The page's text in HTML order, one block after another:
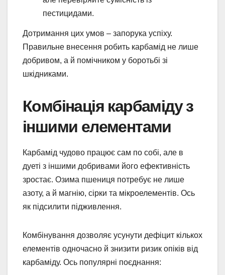
пестицидами.
Дотримання цих умов – запорука успіху.
Правильне внесення робить карбамід не лише
добривом, а й помічником у боротьбі зі
шкідниками.
Комбінація карбаміду з
іншими елементами
Карбамід чудово працює сам по собі, але в
дуеті з іншими добривами його ефективність
зростає. Озима пшениця потребує не лише
азоту, а й магнію, сірки та мікроелементів. Ось
як підсилити підживлення.
Комбінування дозволяє усунути дефіцит кількох
елементів одночасно й знизити ризик опіків від
карбаміду. Ось популярні поєднання: